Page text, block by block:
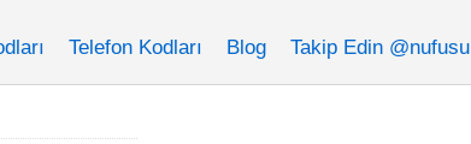
Telefon Kodları Blog Takip Edin @nufusu